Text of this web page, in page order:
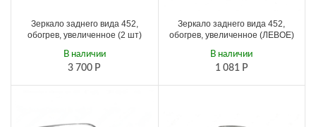
Зеркало заднего вида 452,
обогрев, увеличенное (2 шт)
3 700 Р
В наличии
Зеркало заднего вида 452,
обогрев, увеличенное (ЛЕВОЕ)
1 081 Р
В наличии